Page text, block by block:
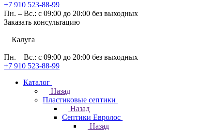
+7 910 523-88-99
Пн. – Вс.: с 09:00 до 20:00 без выходных
Заказать консультацию
Калуга
Пн. – Вс.: с 09:00 до 20:00 без выходных
+7 910 523-88-99
Каталог
Назад
Пластиковые септики
Назад
Септики Евролос
Назад